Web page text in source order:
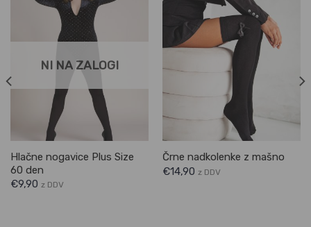
NI NA ZALOGI
Hlačne nogavice Plus Size
60 den
€9,90 z DDV
Črne nadkolenke z mašno
€14,90 z DDV